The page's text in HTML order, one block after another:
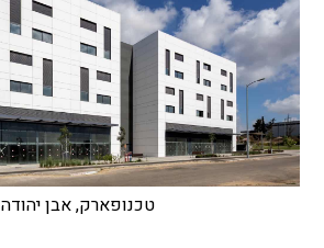
טכנופארק, אבן יהודה